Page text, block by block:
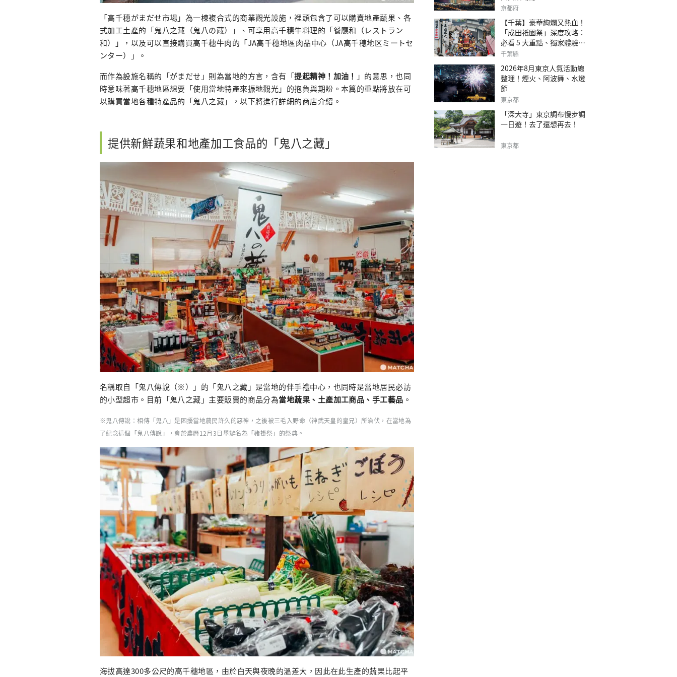
「高千穗がまだせ市場」為一棟複合式的商業觀光設施，裡頭包含了可以購賣地產蔬果、各
式加工土產的「鬼八之藏（鬼八の蔵）」、可享用高千穗牛料理的「餐廳和（レストラン
和）」，以及可以直接購買高千穗牛肉的「JA高千穗地區肉品中心（JA高千穂地区ミートセ
ンター）」。
而作為設施名稱的「がまだせ」則為當地的方言，含有「提起精神！加油！ 」的意思，也同
時意味著高千穗地區想要「使用當地特產來振地觀光」的抱負與期盼。本篇的重點將放在可
以購買當地各種特產品的「鬼八之藏」，以下將進行詳細的商店介紹。
提供新鮮蔬果和地產加工食品的「鬼八之藏」
名稱取自「鬼八傳說（※）」的「鬼八之藏」是當地的伴手禮中心，也同時是當地居民必訪
的小型超市。目前「鬼八之藏」主要販賣的商品分為當地蔬果、土產加工商品、手工藝品 。
※鬼八傳說：相傳「鬼八」是困擾當地農民許久的惡神，之後被三毛入野命（神武天皇的皇兄）所治伏，在當地為
了紀念這個「鬼八傳說」，會於農曆12月3日舉辦名為「豬掛祭」的祭典。
海拔高達300多公尺的高千穗地區，由於白天與夜晚的溫差大，因此在此生產的蔬果比起平
京都府
【千葉】豪華絢爛又熱血！
「成田祇園祭」深度攻略：
必看 5 大重點、獨家體驗指
南
千葉縣
2026年8月東京人氣活動總
整理！煙火、阿波舞、水燈
節
東京都
「深大寺」東京調布慢步調
一日遊！去了還想再去！
東京都